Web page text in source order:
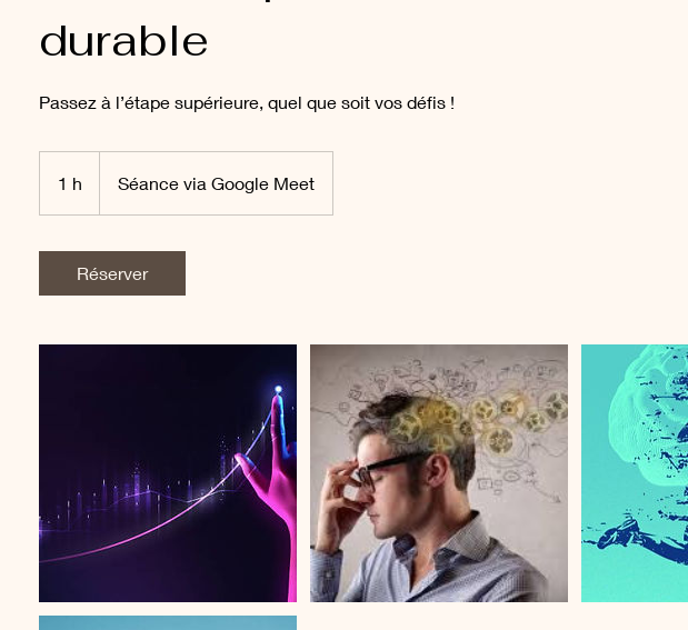
durable
Passez à l’étape supérieure, quel que soit vos défis !
1 h Séance via Google Meet
Réserver